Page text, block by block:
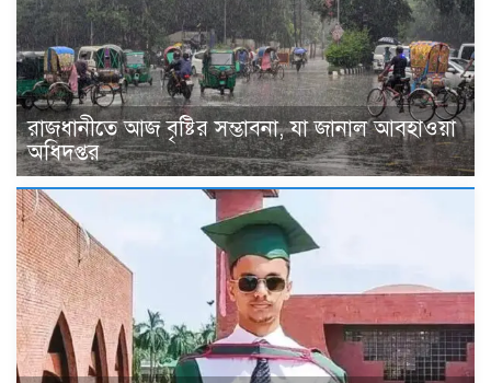
রাজধানীতে আজ বৃষ্টির সম্ভাবনা, যা জানাল আবহাওয়া
অধিদপ্তর